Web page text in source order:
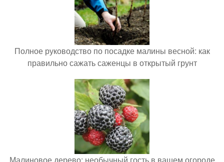
Полное руководство по посадке малины весной: как
правильно сажать саженцы в открытый грунт